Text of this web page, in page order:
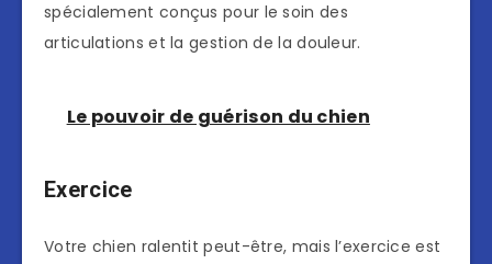
spécialement conçus pour le soin des
articulations et la gestion de la douleur.
Le pouvoir de guérison du chien
Exercice
Votre chien ralentit peut-être, mais l’exercice est